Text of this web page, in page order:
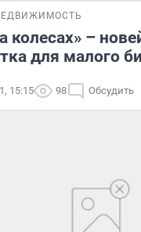
колесах» –
для малого
15:15 98 Обсудить